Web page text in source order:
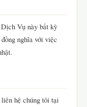
Vụ này bất kỳ
nghĩa với việc
hệ chúng tôi tại